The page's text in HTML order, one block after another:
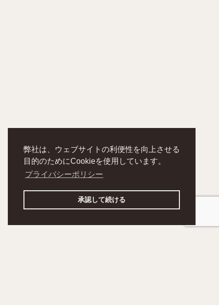
弊社は、ウェブサイトの利便性を向上させる
目的のためにCookieを使用しています。
プライバシーポリシー
承認して続ける